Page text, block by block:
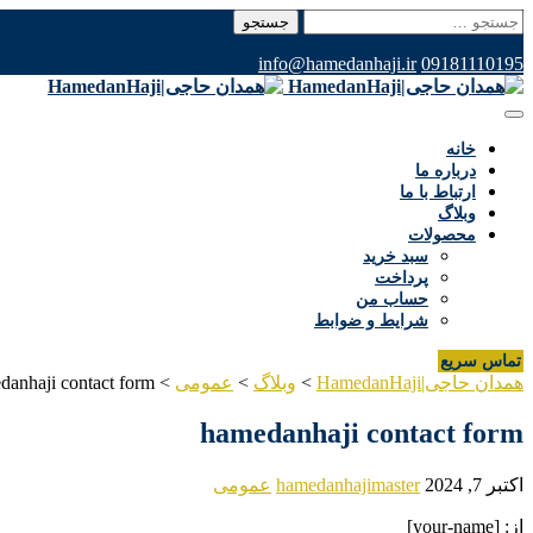
جستجو
09181110195
info@hamedanhaji.ir
خانه
درباره ما
ارتباط با ما
وبلاگ
محصولات
سبد خرید
پرداخت
حساب من
شرایط و ضوابط
تماس سریع
همدان حاجی|HamedanHaji > وبلاگ > عمومی >
contact form
hamedanhaji contact form
اکتبر 7, 2024 hamedanhajimaster عمومی
از: [your-name]